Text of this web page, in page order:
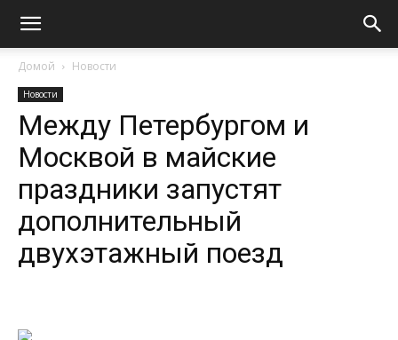
Домой Новости
Новости
Между Петербургом и
Москвой в майские
праздники запустят
дополнительный
двухэтажный поезд